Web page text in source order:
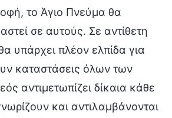
το Άγιο Πνεύμα θα
σε αυτούς. Σε αντίθετη
υπάρχει πλέον ελπίδα για
καταστάσεις όλων των
αντιμετωπίζει δίκαια κάθε
και αντιλαμβάνονται